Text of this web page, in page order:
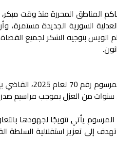
المناطق المحررة منذ وقت
السورية الجديدة مستمرة،
الويس بتوجيه الشكر لجميع
سنوات من العزل بموجب مراسيم
يأتي تتويجًا لجهودها
إلى تعزيز استقلالية السلطة